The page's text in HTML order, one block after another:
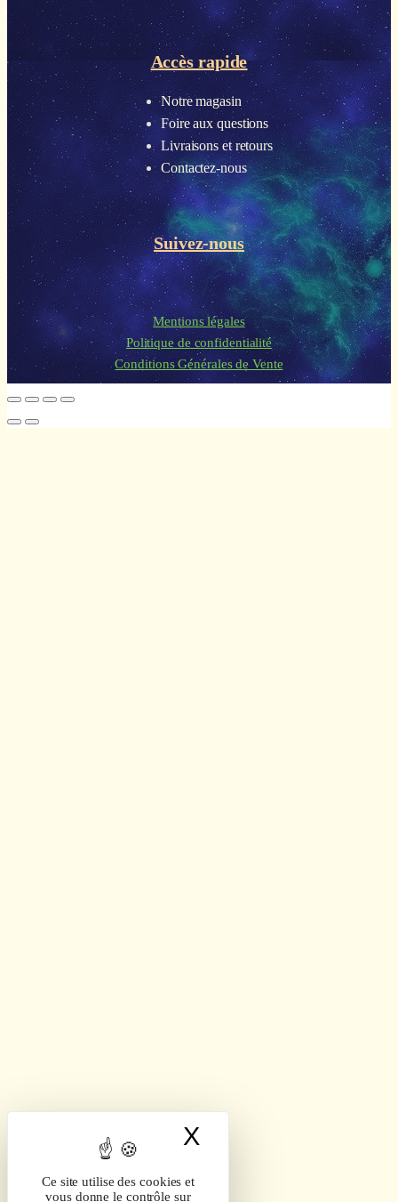
Ce site utilise des cookies et
vous donne le contrôle sur
X
Accès rapide
Notre magasin
Foire aux questions
Livraisons et retours
Contactez-nous
Suivez-nous
Mentions légales
Politique de confidentialité
Conditions Générales de Vente